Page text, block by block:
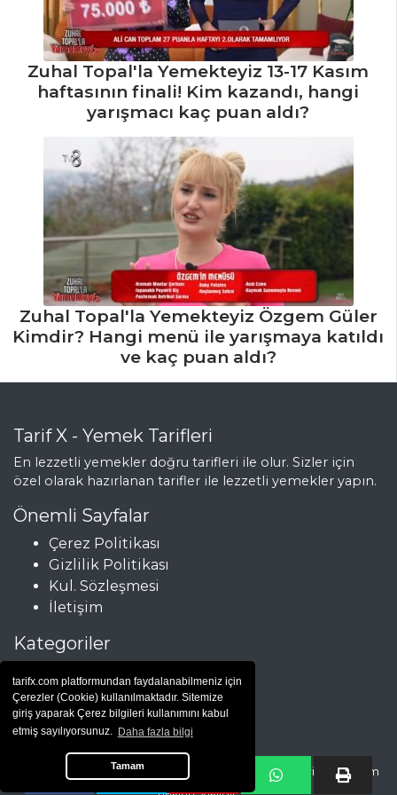
tarifx.com platformundan faydalanabilmeniz için
Çerezler (Cookie) kullanılmaktadır. Sitemize
giriş yaparak Çerez bilgileri kullanımını kabul
etmiş sayılıyorsunuz. Daha fazla bilgi
Tamam
Zuhal Topal'la Yemekteyiz 13-17 Kasım
haftasının finali! Kim kazandı, hangi
yarışmacı kaç puan aldı?
Zuhal Topal'la Yemekteyiz Özgem Güler
Kimdir? Hangi menü ile yarışmaya katıldı
ve kaç puan aldı?
Tarif X - Yemek Tarifleri
En lezzetli yemekler doğru tarifleri ile olur. Sizler için
özel olarak hazırlanan tarifler ile lezzetli yemekler yapın.
Önemli Sayfalar
Çerez Politikası
Gizlilik Politikası
Kul. Sözleşmesi
İletişim
Kategoriler
Et Yemekleri
Hamur İşleri
Salatalar
Copyright © Yemek Tarifleri |
| 2025 - tarifx.com tüm